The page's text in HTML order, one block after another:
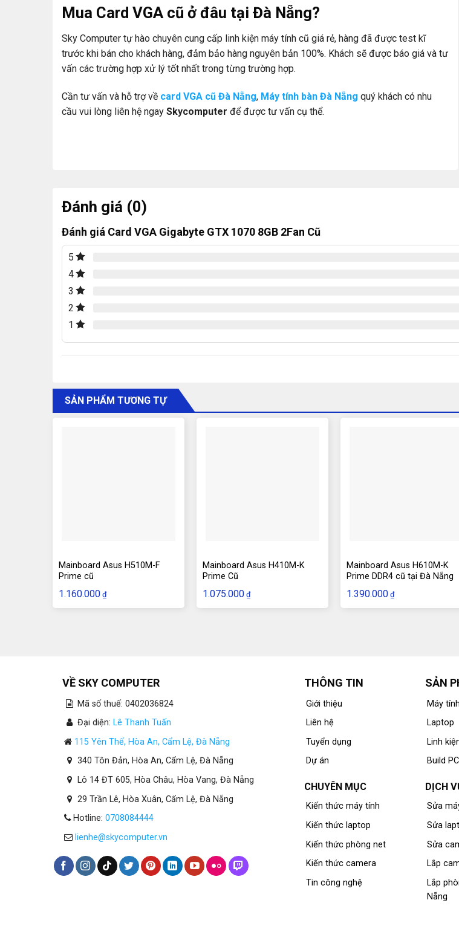
Mua Card VGA cũ ở đâu tại Đà Nẵng?
Sky Computer tự hào chuyên cung cấp linh kiện máy tính cũ giá rẻ, hàng đã được test kĩ
trước khi bán cho khách hàng, đảm bảo hàng nguyên bản 100%. Khách sẽ được báo giá và tư
vấn các trường hợp xử lý tốt nhất trong từng trường hợp.
Cần tư vấn và hỗ trợ về card VGA cũ Đà Nẵng, Máy tính bàn Đà Nẵng quý khách có nhu
cầu vui lòng liên hệ ngay Skycomputer để được tư vấn cụ thể.
Đánh giá (0)
Đánh giá Card VGA Gigabyte GTX 1070 8GB 2Fan Cũ
5
4
3
2
1
SẢN PHẨM TƯƠNG TỰ
Mainboard Asus H510M-F
Prime cũ
1.160.000 ₫
Mainboard Asus H410M-K
Prime Cũ
1.075.000 ₫
Mainboard Asus H610M-K
Prime DDR4 cũ tại Đà Nẵng
1.390.000 ₫
VỀ SKY COMPUTER
Mã số thuế: 0402036824
Đại diện: Lê Thanh Tuấn
115 Yên Thế, Hòa An, Cẩm Lệ, Đà Nẵng
340 Tôn Đản, Hòa An, Cẩm Lệ, Đà Nẵng
Lô 14 ĐT 605, Hòa Châu, Hòa Vang, Đà Nẵng
29 Trần Lê, Hòa Xuân, Cẩm Lệ, Đà Nẵng
Hotline: 0708084444
lienhe@skycomputer.vn
THÔNG TIN
Giới thiệu
Liên hệ
Tuyển dụng
Dự án
CHUYÊN MỤC
Kiến thức máy tính
Kiến thức laptop
Kiến thức phòng net
Kiến thức camera
Tin công nghệ
SẢN
Máy
Laptop
Linh
Build
DỊCH
Sửa
Sửa
Sửa
Lắp
Lắp
Nẵng